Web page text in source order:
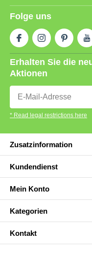
Folge uns
Erhalten Sie die
Aktionen
* Read legal restrictions here
Zusatzinformation
Kundendienst
Mein Konto
Kategorien
Kontakt